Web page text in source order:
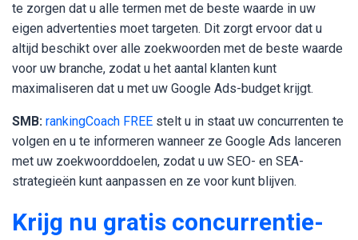
te zorgen dat u alle termen met de beste waarde in uw
eigen advertenties moet targeten. Dit zorgt ervoor dat u
altijd beschikt over alle zoekwoorden met de beste waarde
voor uw branche, zodat u het aantal klanten kunt
maximaliseren dat u met uw Google Ads-budget krijgt.
SMB: rankingCoach FREE stelt u in staat uw concurrenten te
volgen en u te informeren wanneer ze Google Ads lanceren
met uw zoekwoorddoelen, zodat u uw SEO- en SEA-
strategieën kunt aanpassen en ze voor kunt blijven.
Krijg nu gratis concurrentie-